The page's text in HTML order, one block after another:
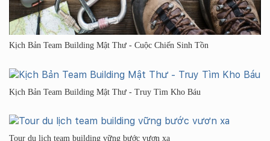
Kịch Bản Team Building Mật Thư - Cuộc Chiến Sinh Tồn
Kịch Bản Team Building Mật Thư - Truy Tìm Kho Báu
Tour du lịch team building vững bước vươn xa